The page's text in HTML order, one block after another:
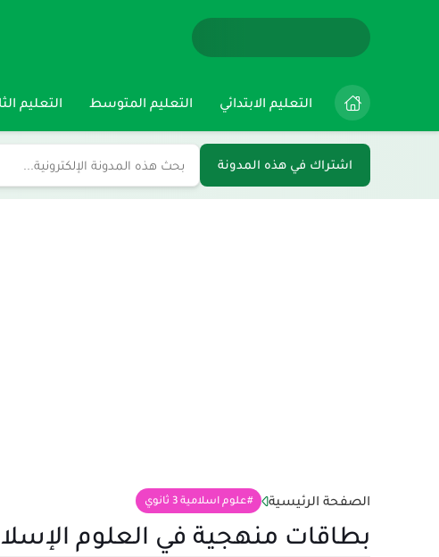
التعليم الابتدائي التعليم المتوسط التعليم
اشتراك في هذه المدونة
الصفحة الرئيسية علوم اسلامية 3 ثانوي
بطاقات منهجية في العلوم الإسلامية -